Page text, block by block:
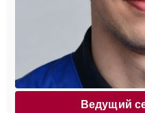
Ведущий